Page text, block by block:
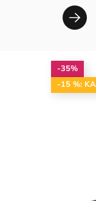
-35%
-15 %: